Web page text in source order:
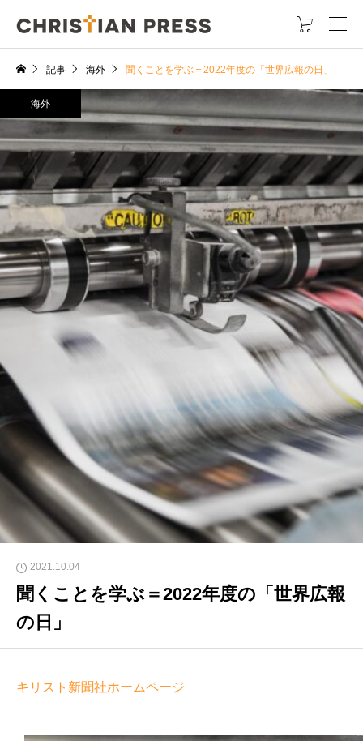

記事 海外 聞くことを学ぶ＝2022年度の「世界広報の日」
海外
2021.10.04
聞くことを学ぶ＝2022年度の「世界広報
の日」
キリスト新聞社ホームページ